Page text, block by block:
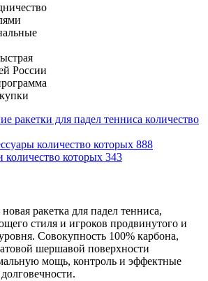
России
ракетки для падел тенниса количество
количество которых 888
количество которых 343
ракетка для падел тенниса,
стиля и игроков продвинутого и
Совокупность 100% карбона,
шершавой поверхности
мощь, контроль и эффектные